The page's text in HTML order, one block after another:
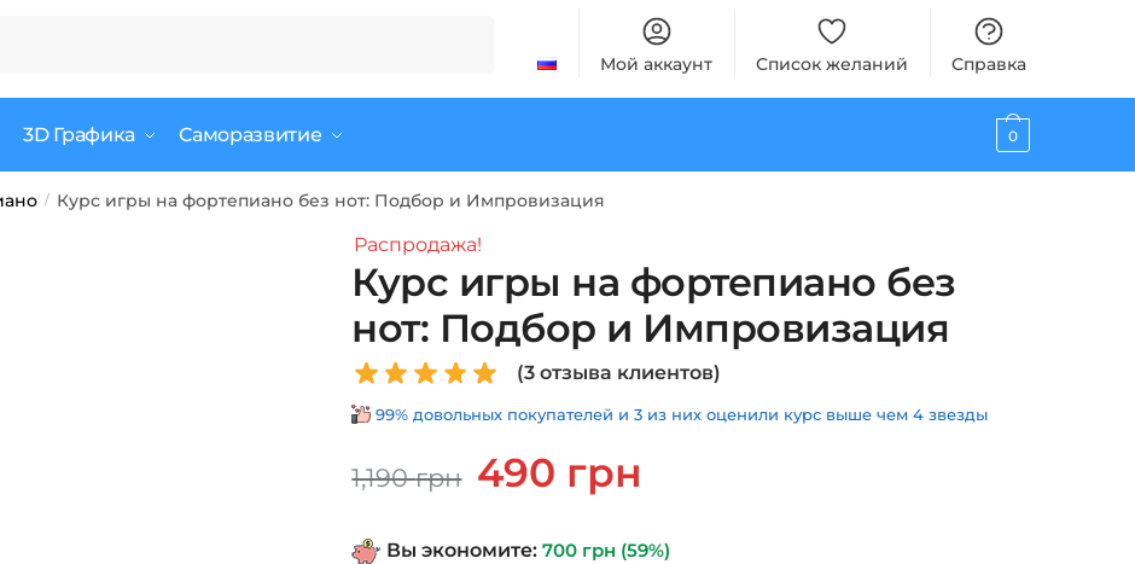
Мой аккаунт Список желаний Справка
3D Графика Саморазвитие 0
/ Курс игры на фортепиано без нот: Подбор и Импровизация
Распродажа!
Курс игры на фортепиано без
нот: Подбор и Импровизация
(3 отзыва клиентов)
99% довольных покупателей и 3 из них оценили курс выше чем 4 звезды
1,190грн
Первоначальная
цена
490 грн
Вы экономите:700 грн (59%)